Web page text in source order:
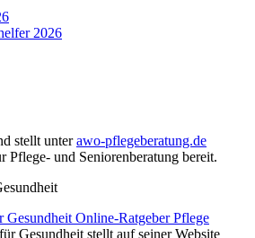
2026
stellt unterawo-pflegeberatung.de
Pflege- und Seniorenberatung bereit.
Gesundheit stellt auf seiner Website